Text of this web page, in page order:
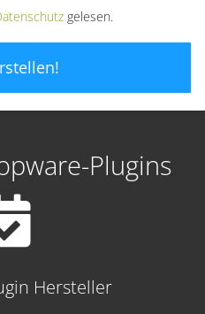
gelesen.
Plugins
Hersteller